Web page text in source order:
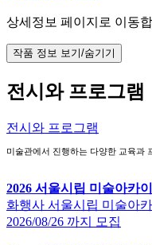
상세정보 페이지로 이동
작품 정보 보기/숨기기
전시와 프로그램
전시와 프로그램
미술관에서 진행하는 다양한 교육과
2026 서울시립 미술아카
화행사 서울시립 미술아
2026/08/26 까지 모집